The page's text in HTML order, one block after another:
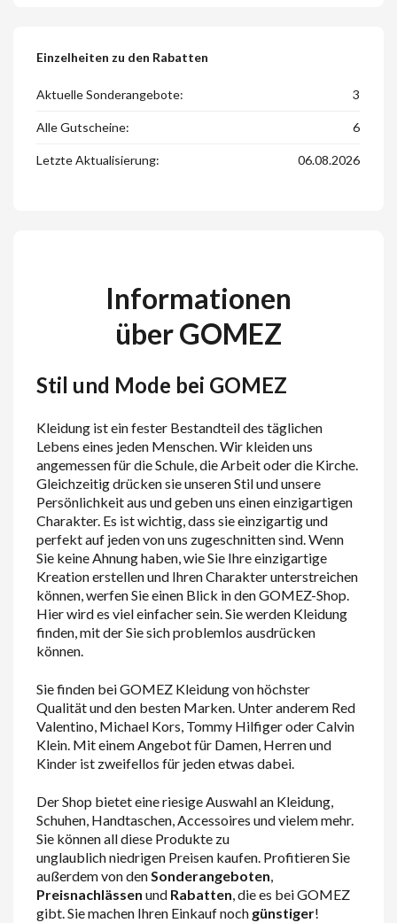
Einzelheiten zu den Rabatten
Aktuelle Sonderangebote: 3
Alle Gutscheine: 6
Letzte Aktualisierung: 06.08.2026
Informationen
über GOMEZ
Stil und Mode bei GOMEZ
Kleidung ist ein fester Bestandteil des täglichen
Lebens eines jeden Menschen. Wir kleiden uns
angemessen für die Schule, die Arbeit oder die Kirche.
Gleichzeitig drücken sie unseren Stil und unsere
Persönlichkeit aus und geben uns einen einzigartigen
Charakter. Es ist wichtig, dass sie einzigartig und
perfekt auf jeden von uns zugeschnitten sind. Wenn
Sie keine Ahnung haben, wie Sie Ihre einzigartige
Kreation erstellen und Ihren Charakter unterstreichen
können, werfen Sie einen Blick in den GOMEZ-Shop.
Hier wird es viel einfacher sein. Sie werden Kleidung
finden, mit der Sie sich problemlos ausdrücken
können.
Sie finden bei GOMEZ Kleidung von höchster
Qualität und den besten Marken. Unter anderem Red
Valentino, Michael Kors, Tommy Hilfiger oder Calvin
Klein. Mit einem Angebot für Damen, Herren und
Kinder ist zweifellos für jeden etwas dabei.
Der Shop bietet eine riesige Auswahl an Kleidung,
Schuhen, Handtaschen, Accessoires und vielem mehr.
Sie können all diese Produkte zu
unglaublich niedrigen Preisen kaufen. Profitieren Sie
außerdem von denSonderangeboten,
Preisnachlässen und Rabatten, die es bei GOMEZ
gibt. Sie machen Ihren Einkauf noch günstiger!